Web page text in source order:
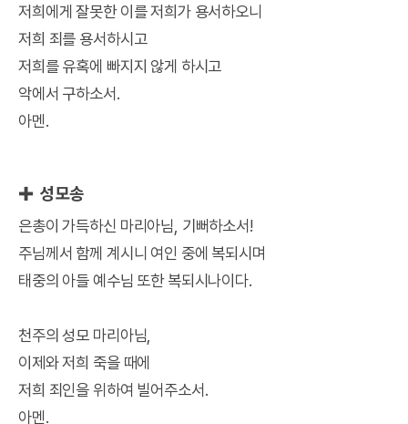
저희에게 잘못한 이를 저희가 용서하오니
저희 죄를 용서하시고
저희를 유혹에 빠지지 않게 하시고
악에서 구하소서.
아멘.
✚ 성모송
은총이 가득하신 마리아님, 기뻐하소서!
주님께서 함께 계시니 여인 중에 복되시며
태중의 아들 예수님 또한 복되시나이다.
천주의 성모 마리아님,
이제와 저희 죽을 때에
저희 죄인을 위하여 빌어주소서.
아멘.